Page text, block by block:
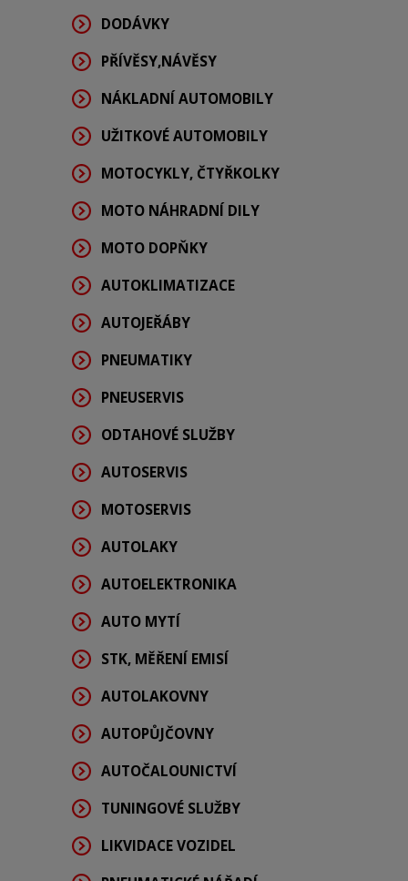
DODÁVKY
PŘÍVĚSY,NÁVĚSY
NÁKLADNÍ AUTOMOBILY
UŽITKOVÉ AUTOMOBILY
MOTOCYKLY, ČTYŘKOLKY
MOTO NÁHRADNÍ DILY
MOTO DOPŇKY
AUTOKLIMATIZACE
AUTOJEŘÁBY
PNEUMATIKY
PNEUSERVIS
ODTAHOVÉ SLUŽBY
AUTOSERVIS
MOTOSERVIS
AUTOLAKY
AUTOELEKTRONIKA
AUTO MYTÍ
STK, MĚŘENÍ EMISÍ
AUTOLAKOVNY
AUTOPŮJČOVNY
AUTOČALOUNICTVÍ
TUNINGOVÉ SLUŽBY
LIKVIDACE VOZIDEL